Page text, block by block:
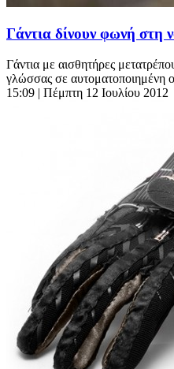
Γάντια δίνουν φωνή στη
Γάντια με αισθητήρες
γλώσσας σε αυτοματοποιημένη
15:09 | Πέμπτη 12 Ιουλίου 2012